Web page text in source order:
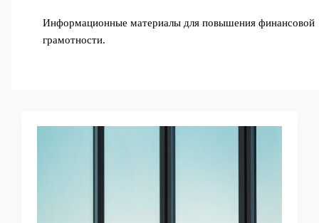
Информационные материалы для повышения финансовой
грамотности.